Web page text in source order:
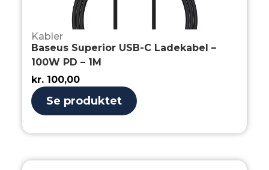
Kabler
Baseus Superior USB-C Ladekabel –
100W PD – 1M
kr. 100,00
Se produktet